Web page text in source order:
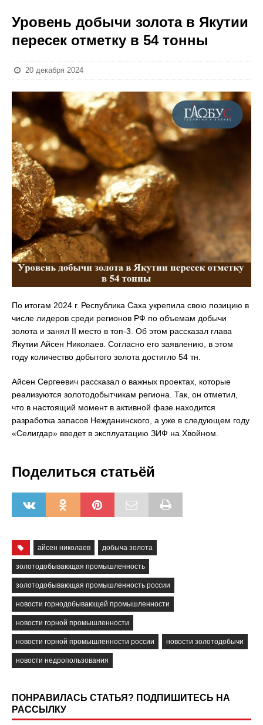
Уровень добычи золота в Якутии
пересек отметку в 54 тонны
20 декабря 2024
По итогам 2024 г. Республика Саха укрепила свою позицию в
числе лидеров среди регионов РФ по объемам добычи
золота и занял II место в топ-3. Об этом рассказал глава
Якутии Айсен Николаев. Согласно его заявлению, в этом
году количество добытого золота достигло 54 тн.
Айсен Сергеевич рассказал о важных проектах, которые
реализуются золотодобытчикам региона. Так, он отметил,
что в настоящий момент в активной фазе находится
разработка запасов Нежданинского, а уже в следующем году
«Селигдар» введет в эксплуатацию ЗИФ на Хвойном.
Поделиться статьёй
айсен николаев добыча золота
золотодобывающая промышленность
золотодобывающая промышленность россии
новости горнодобывающей промышленности
новости горной промышленности
новости горной промышленности россии новости золотодобычи
новости недропользования
ПОНРАВИЛАСЬ СТАТЬЯ? ПОДПИШИТЕСЬ НА
РАССЫЛКУ